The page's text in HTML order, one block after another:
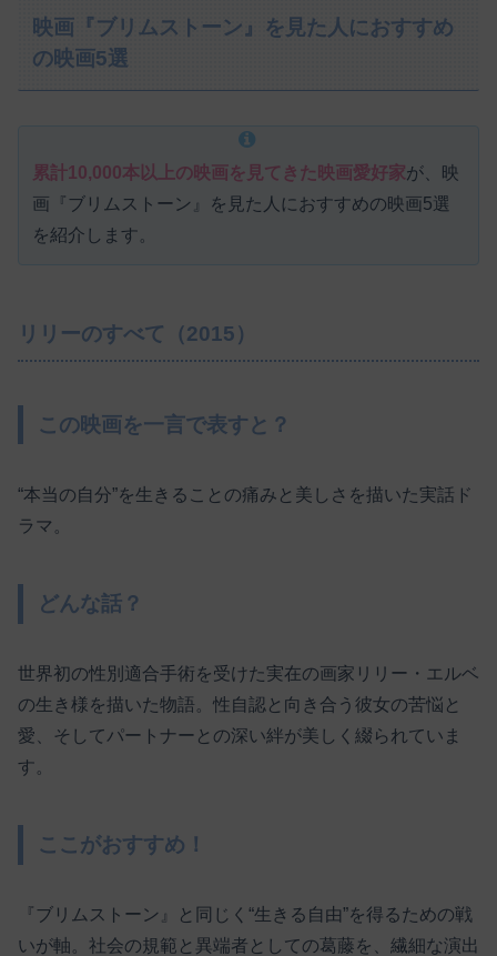
映画『ブリムストーン』を見た人におすすめ
の映画5選
累計10,000本以上の映画を見てきた映画愛好家が、映
画『ブリムストーン』を見た人におすすめの映画5選
を紹介します。
リリーのすべて（2015）
この映画を一言で表すと？
“本当の自分”を生きることの痛みと美しさを描いた実話ド
ラマ。
どんな話？
世界初の性別適合手術を受けた実在の画家リリー・エルベ
の生き様を描いた物語。性自認と向き合う彼女の苦悩と
愛、そしてパートナーとの深い絆が美しく綴られていま
す。
ここがおすすめ！
『ブリムストーン』と同じく“生きる自由”を得るための戦
いが軸。社会の規範と異端者としての葛藤を、繊細な演出